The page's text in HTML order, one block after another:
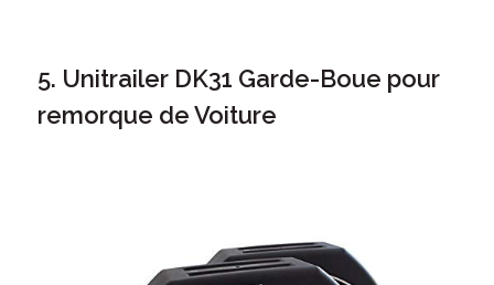
5. Unitrailer DK31 Garde-Boue pour
remorque de Voiture